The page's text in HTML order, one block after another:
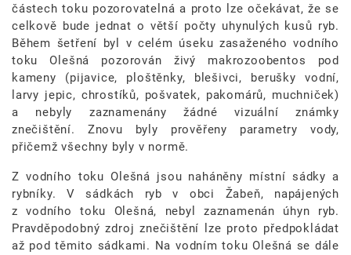
částech toku pozorovatelná a proto lze očekávat, že se
celkově bude jednat o větší počty uhynulých kusů ryb.
Během šetření byl v celém úseku zasaženého vodního
toku Olešná pozorován živý makrozoobentos pod
kameny (pijavice, ploštěnky, blešivci, berušky vodní,
larvy jepic, chrostíků, pošvatek, pakomárů, muchniček)
a nebyly zaznamenány žádné vizuální známky
znečištění. Znovu byly prověřeny parametry vody,
přičemž všechny byly v normě.
Z vodního toku Olešná jsou naháněny místní sádky a
rybníky. V sádkách ryb v obci Žabeň, napájených
z vodního toku Olešná, nebyl zaznamenán úhyn ryb.
Pravděpodobný zdroj znečištění lze proto předpokládat
až pod těmito sádkami. Na vodním toku Olešná se dále